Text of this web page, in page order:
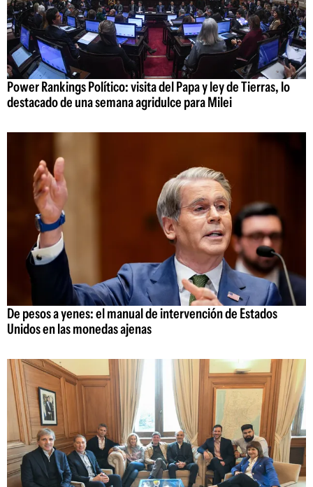
Power Rankings Político: visita del Papa y ley de Tierras, lo
destacado de una semana agridulce para Milei
De pesos a yenes: el manual de intervención de Estados
Unidos en las monedas ajenas